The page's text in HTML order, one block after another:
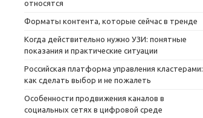
относятся
Форматы контента, которые сейчас в тренде
Когда действительно нужно УЗИ: понятные
показания и практические ситуации
Российская платформа управления кластерами:
как сделать выбор и не пожалеть
Особенности продвижения каналов в
социальных сетях в цифровой среде